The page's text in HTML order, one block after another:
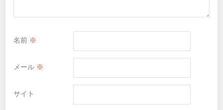
名前 ※
メール ※
サイト